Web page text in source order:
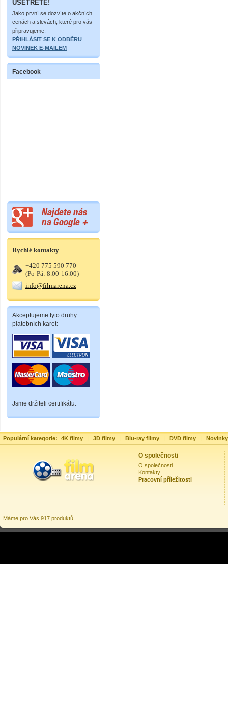
UŠETŘETE!
Jako první se dozvíte o akčních
cenách a slevách, které pro vás
připravujeme.
PŘIHLÁSIT SE K ODBĚRU
NOVINEK E-MAILEM
Facebook
Rychlé kontakty
+420 775 590 770
(Po-Pá: 8.00-16.00)
info@filmarena.cz
Akceptujeme tyto druhy
platebních karet:
Jsme držiteli certifikátu:
Populární kategorie: 4K filmy | 3D filmy | Blu-ray filmy | DVD filmy |
O společnosti
O společnosti
Kontakty
Pracovní příležitosti
Máme pro Vás 917 produktů.